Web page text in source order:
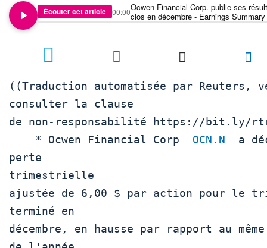
Écouter cet article
Ocwen Financial Corp. publie ses
clos en décembre - Earnings Summary
00:00
((Traduction automatisée par Reuters,
consulter la clause
de non-responsabilité https://bit.ly/
    * Ocwen Financial Corp
OCN.N
a
perte
trimestrielle
ajustée de 6,00 $ par action pour le
terminé en
décembre, en hausse par rapport au